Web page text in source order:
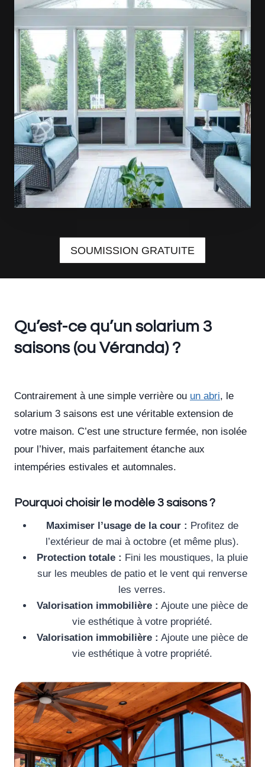
SOUMISSION GRATUITE
Qu’est-ce qu’un solarium 3
saisons (ou Véranda) ?
Contrairement à une simple verrière ou un abri, le
solarium 3 saisons est une véritable extension de
votre maison. C’est une structure fermée, non isolée
pour l’hiver, mais parfaitement étanche aux
intempéries estivales et automnales.
Pourquoi choisir le modèle 3 saisons ?
Maximiser l’usage de la cour : Profitez de
l’extérieur de mai à octobre (et même plus).
Protection totale : Fini les moustiques, la pluie
sur les meubles de patio et le vent qui renverse
les verres.
Valorisation immobilière : Ajoute une pièce de
vie esthétique à votre propriété.
Valorisation immobilière : Ajoute une pièce de
vie esthétique à votre propriété.